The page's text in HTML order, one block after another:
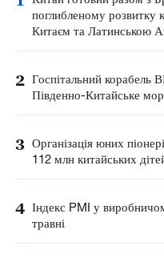
поглибленому розвитку
Китаєм та Латинською
2 Госпітальний
Південно-Китайське
3 Організація юних
112 млн китайських
4 Індекс PMI у
травні